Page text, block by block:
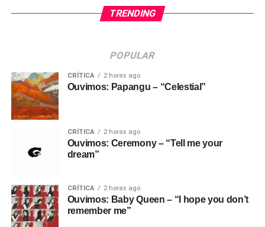
TRENDING
POPULAR
CRÍTICA 2 horas ago
Ouvimos: Papangu – “Celestial”
CRÍTICA 2 horas ago
Ouvimos: Ceremony – “Tell me your
dream”
CRÍTICA 2 horas ago
Ouvimos: Baby Queen – “I hope you don’t
remember me”